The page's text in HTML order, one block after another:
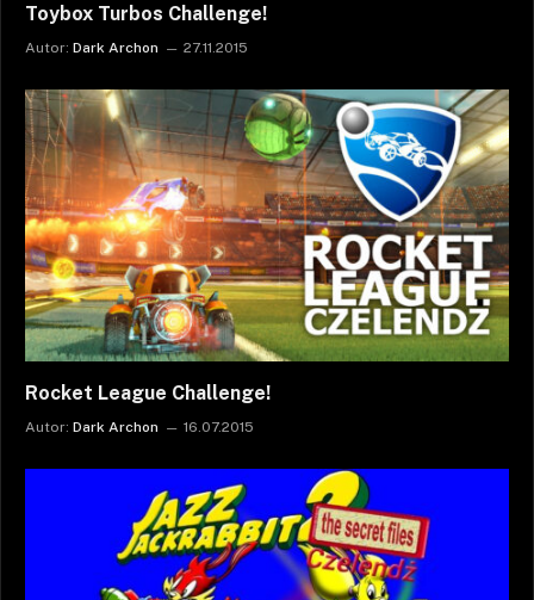
Toybox Turbos Challenge!
Autor: Dark Archon 27.11.2015
Rocket League Challenge!
Autor: Dark Archon 16.07.2015